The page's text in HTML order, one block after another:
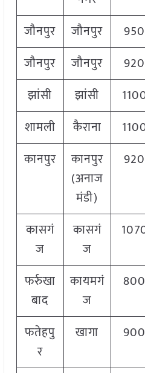
जौनपुर जौनपुर 950
जौनपुर
जौनपुर 920
झांसी
झांसी
शामली
कैराना
कानपुर
कानपुर
(अनाज
मंडी)
920
कासगं
ज
कासगं
ज
फर्रुखा
बाद
कायमगं
ज
800
फतेहपु
र
खागा 900